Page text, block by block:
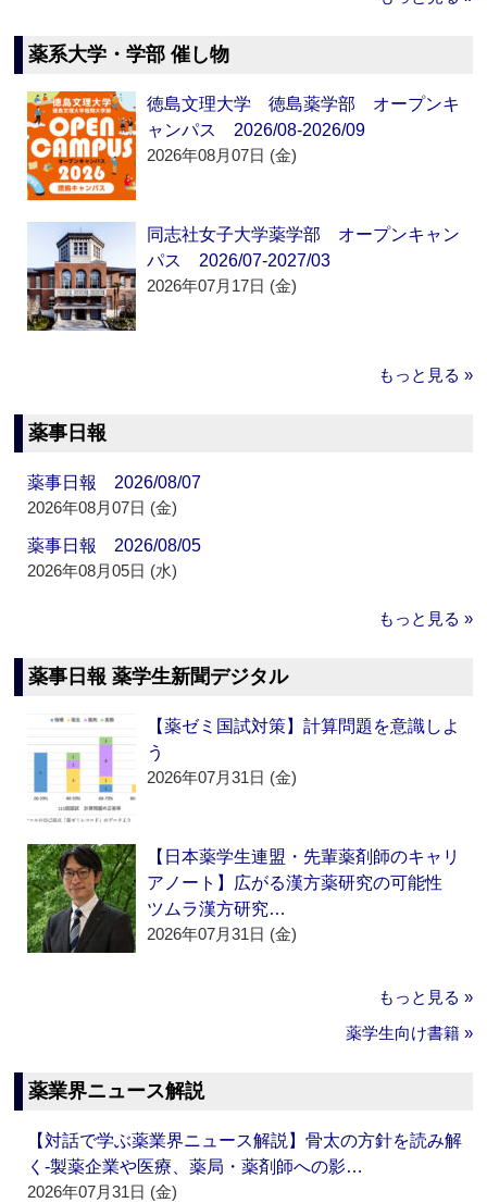
薬系大学・学部 催し物
徳島文理大学 徳島薬学部 オープンキ
ャンパス 2026/08-2026/09
2026年08月07日 (金)
同志社女子大学薬学部 オープンキャン
パス 2026/07-2027/03
2026年07月17日 (金)
もっと見る »
薬事日報
薬事日報 2026/08/07
2026年08月07日 (金)
薬事日報 2026/08/05
2026年08月05日 (水)
もっと見る »
薬事日報 薬学生新聞デジタル
【薬ゼミ国試対策】計算問題を意識しよ
う
2026年07月31日 (金)
【日本薬学生連盟・先輩薬剤師のキャリ
アノート】広がる漢方薬研究の可能性
ツムラ漢方研究…
2026年07月31日 (金)
もっと見る »
薬学生向け書籍 »
薬業界ニュース解説
【対話で学ぶ薬業界ニュース解説】骨太の方針を読み解
く‐製薬企業や医療、薬局・薬剤師への影…
2026年07月31日 (金)